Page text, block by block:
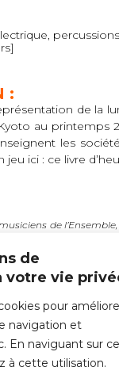
de
votre vie
pour
navigation et
En naviguant sur ce
à cette utilisation.
percussions
:
de la
au printemps
les
ici : ce livre
de
Ernst von